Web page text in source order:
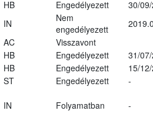
HB Engedélyezett
30/
IN
Nem
engedélyezett
AC
Visszavont
HB Engedélyezett
31/
HB Engedélyezett
15/
ST Engedélyezett
-
IN Folyamatban -